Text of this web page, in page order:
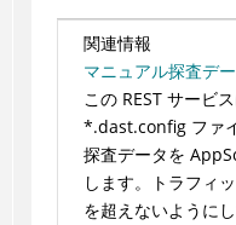
関連情報
マニュアル探査デ
この REST サー
*.dast.config ファ
探査データを
します。トラフィ
を超えないように